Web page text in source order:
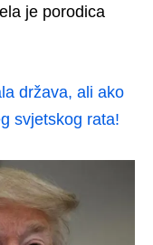
je porodica
država, ali ako
svjetskog rata!